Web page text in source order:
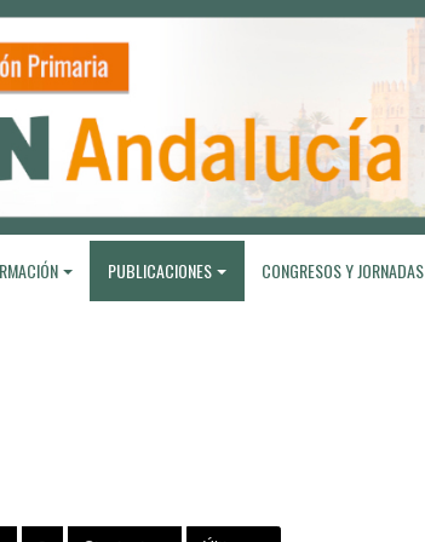
PUBLICACIONES CONGRESOS Y JORNADAS